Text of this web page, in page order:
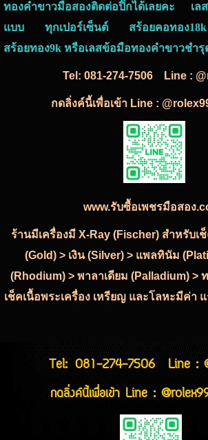
ทองคำขาวมือสองติดต่อปิ๊กได้เลยคะ เล
แบบ ทุกเปอร์เซ็นต์ สร้อยคอทอง
สร้อยทอง9k หรือเลสข้อมือทองคำขาวชำ
Tel:081-274-7506 Line :
กดลิ่งค์นี้เพื่อเข้า Line :
www.รับซื้อเพชรมือสอง
ร้านมีเครื่องมี X-Ray (Fischer) สำหรับเ
(Gold) > เงิน (Silver) > แพลทินัม
(Rhodium) > พาลาเดียม (Palladium) >
เช็คเนื้อพระเครื่อง เหรียญ และโลหะมีค่า
Tel: 081-274-7506
Line :
กดลิ่งค์นี้เพื่อเข้า Line :